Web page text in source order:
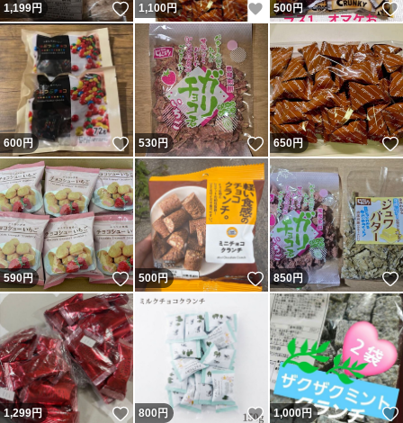
1,199円 いいね！
1,100円 いいね！
500円
600円 いいね！
530円 いいね！
650円
590円 いいね！
500円 いいね！
850円
1,299円 いいね！
800 円 いいね！
1,000円